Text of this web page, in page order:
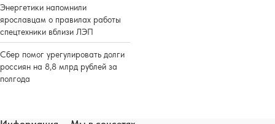
Энергетики напомнили
ярославцам о правилах работы
спецтехники вблизи ЛЭП
Сбер помог урегулировать долги
россиян на 8,8 млрд рублей за
полгода